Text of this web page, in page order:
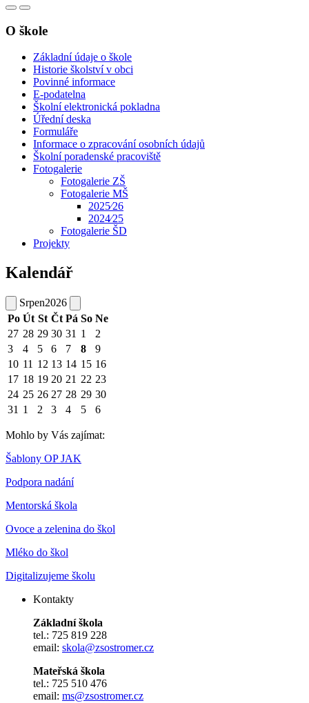
O škole
Základní údaje o škole
Historie školství v obci
Povinné informace
E-podatelna
Školní elektronická pokladna
Úřední deska
Formuláře
Informace o zpracování osobních údajů
Školní poradenské pracoviště
Fotogalerie
Fotogalerie ZŠ
Fotogalerie MŠ
2025⁄26
2024⁄25
Fotogalerie ŠD
Projekty
Kalendář
Srpen2026
Po Út St Čt Pá So Ne
27 28 29 30 31 1
2
3
4 5 6 7 8
9
10 11 12 13 14 15 16
17 18 19 20 21 22 23
24 25 26 27 28 29 30
31 1 2 3 4 5 6
Mohlo by Vás zajímat:
Šablony OP JAK
Podpora nadání
Mentorská škola
Ovoce a zelenina do škol
Mléko do škol
Digitalizujeme školu
Kontakty
Základní škola
tel.: 725 819 228
email: skola@zsostromer.cz
Mateřská škola
tel.: 725 510 476
email: ms@zsostromer.cz